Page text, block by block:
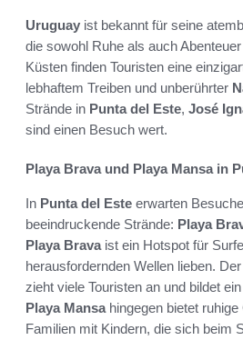
Uruguay ist bekannt für seine
die sowohl Ruhe als auch
Küsten finden Touristen eine
lebhaftem Treiben und unberührter
Strände in Punta del Este, José
sind einen Besuch wert.
Playa Brava und Playa Mansa in
In Punta del Este erwarten
beeindruckende Strände: Playa
Playa Bravaist ein Hotspot für
herausfordernden Wellen lieben.
zieht viele Touristen an und bildet
Playa Mansahingegen bietet
Familien mit Kindern, die sich beim